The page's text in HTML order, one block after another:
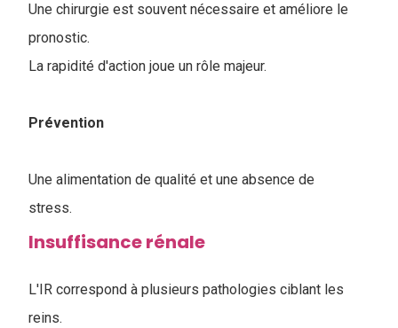
Une chirurgie est souvent nécessaire et améliore le
pronostic.
La rapidité d'action joue un rôle majeur.
Prévention
Une alimentation de qualité et une absence de
stress.
Insuffisance rénale
L'IR correspond à plusieurs pathologies ciblant les
reins.